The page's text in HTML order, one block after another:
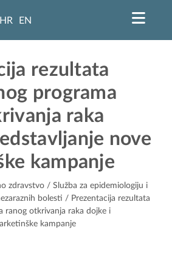
HR EN
rezultata
programa
raka
nove
kampanje
zdravstvo / Služba za epidemiologiju i
bolesti / Prezentacija rezultata
ranog otkrivanja raka dojke i
kampanje